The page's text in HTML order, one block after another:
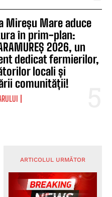
Mireșu Mare aduce
în prim-plan:
2026, un
dedicat fermierilor,
locali și
comunității!
ARTICOLUL URMĂTOR